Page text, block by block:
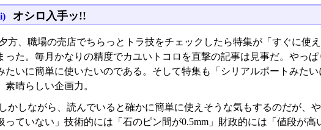
オシロ入手ッ!!
方、職場の売店でちらっとトラ技をチェックしたら特集が「すぐに使
った。毎月かなりの精度でカユいトコロを直撃の記事は見事だ。やっ
たいに簡単に使いたいのである。そして特集も「シリアルポートみた
素晴らしい企画力。
しかしながら、読んでいると確かに簡単に使えそうな気もするのだが、
っていない」技術的には「石のピン間が0.5mm」財政的には「値段が